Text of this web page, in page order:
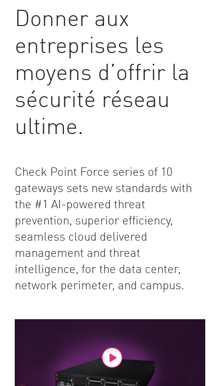
Donner aux
entreprises les
moyens d’offrir la
sécurité réseau
ultime.
Check Point Force series of 10
gateways sets new standards with
the #1 AI-powered threat
prevention, superior efficiency,
seamless cloud delivered
management and threat
intelligence, for the data center,
network perimeter, and campus.